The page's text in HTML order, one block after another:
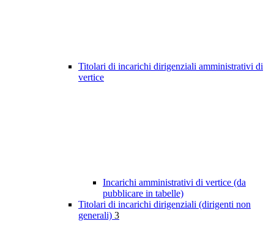
Titolari di incarichi dirigenziali amministrativi di
vertice
Incarichi amministrativi di vertice (da
pubblicare in tabelle)
Titolari di incarichi dirigenziali (dirigenti non
generali) 3